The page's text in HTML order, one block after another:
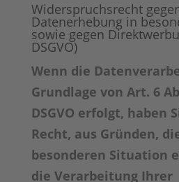
Widerspruchsrecht
Datenerhebung in
sowie gegen
DSGVO)
Wenn die
Grundlage von Art. 6
DSGVO erfolgt, haben
Recht, aus Gründen,
besonderen Situation
die Verarbeitung Ihrer